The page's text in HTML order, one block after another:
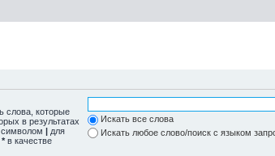
слова, которые
в результатах
| для
* в качестве
Искать все слова
Искать любое слово/поиск с языком